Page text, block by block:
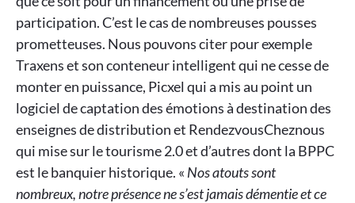
participation. C’est le cas de nombreuses pousses
prometteuses. Nous pouvons citer pour exemple
Traxens et son conteneur intelligent qui ne cesse de
monter en puissance, Picxel qui a mis au point un
logiciel de captation des émotions à destination des
enseignes de distribution et RendezvousCheznous
qui mise sur le tourisme 2.0 et d’autres dont la BPPC
est le banquier historique. « Nos atouts sont
nombreux, notre présence ne s’est jamais démentie et ce